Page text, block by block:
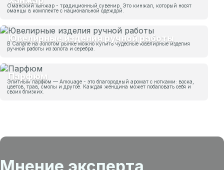
Оманский ханжар - традиционный сувенир. Это кинжал, который носят
оманцы в комплекте с национальной одеждой.
Ювелирные изделия ручной работы
В Салале на Золотом рынке можно купить чудесные ювелирные изделия
ручной работы из золота и серебра.
Парфюм
Элитный парфюм — Amouage - это благородный аромат с нотками: воска,
цветов, трав, смолы и другое. Каждая женщина может побаловать себя и
своих близких.